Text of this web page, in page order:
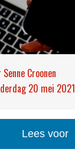
Senne Croonen
20 mei 2021
Lees voor